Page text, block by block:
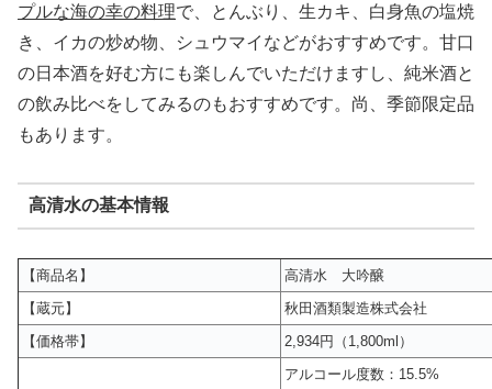
プルな海の幸の料理で、とんぶり、生カキ、白身魚の塩焼
き、イカの炒め物、シュウマイなどがおすすめです。甘口
の日本酒を好む方にも楽しんでいただけますし、純米酒と
の飲み比べをしてみるのもおすすめです。尚、季節限定品
もあります。
高清水の基本情報
【商品名】
高清水 大吟醸
【蔵元】
秋田酒類製造株式会社
【価格帯】
2,934円（1,800ml）
アルコール度数：15.5%